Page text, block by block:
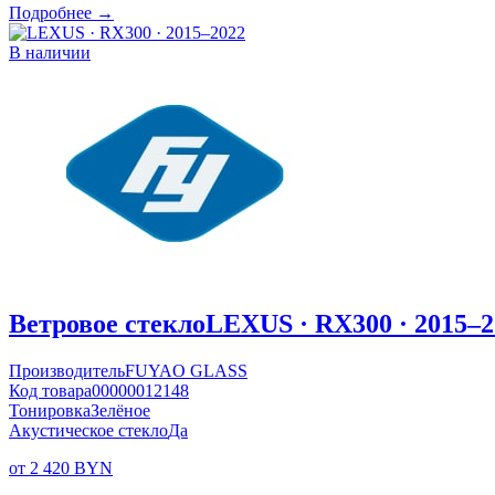
Подробнее →
В наличии
Ветровое стеклоLEXUS · RX300 ·
ПроизводительFUYAO GLASS
Код товара00000012148
ТонировкаЗелёное
Акустическое стеклоДа
от 2 420 BYN